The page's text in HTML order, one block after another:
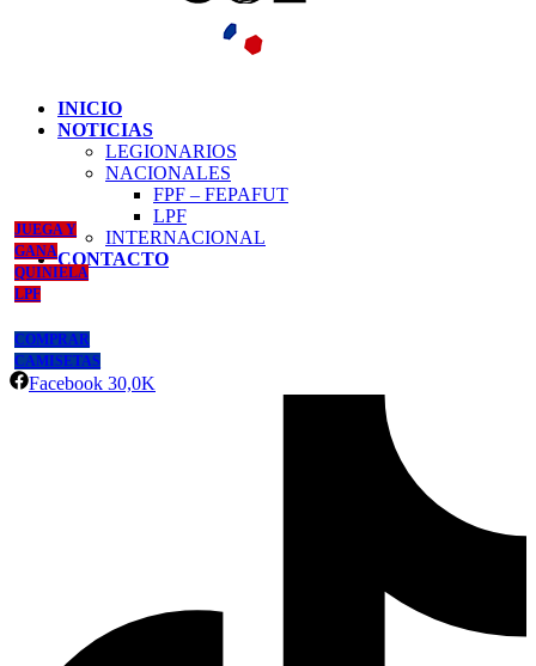
INICIO
NOTICIAS
LEGIONARIOS
NACIONALES
FPF – FEPAFUT
LPF
INTERNACIONAL
CONTACTO
JUEGA Y
GANA
QUINIELA
LPF
COMPRAR
CAMISETAS
Facebook 30,0K